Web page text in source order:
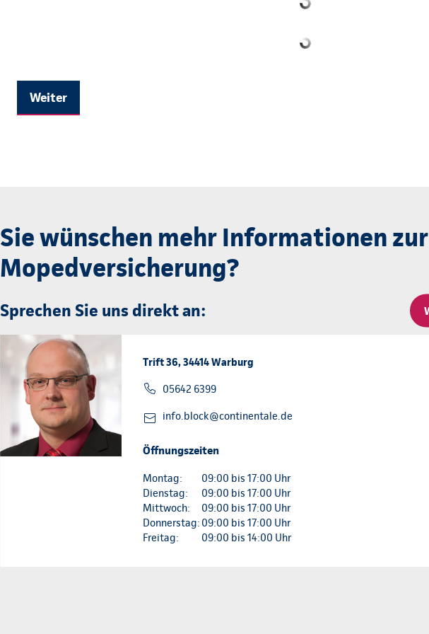
Weiter
Sie wünschen mehr Informationen zur
Mopedversicherung?
Sprechen Sie uns direkt an:
Trift 36, 34414 Warburg
05642 6399
info.block@continentale.de
Öffnungszeiten
Montag:
09:00 bis 17:00 Uhr
Dienstag:
09:00 bis 17:00 Uhr
Mittwoch:
09:00 bis 17:00 Uhr
Donnerstag:09:00 bis 17:00 Uhr
Freitag:
09:00 bis 14:00 Uhr